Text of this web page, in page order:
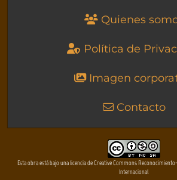
Quienes
Política de
Imagen
Contacto
Esta obra está bajo una licencia de Creative Commons
Internacional